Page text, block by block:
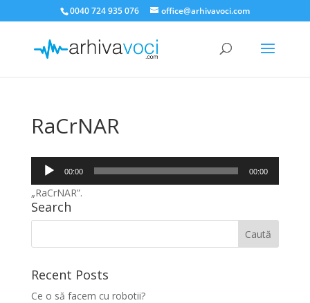
0040 724 935 076 office@arhivavoci.com
RaCrNAR
Player
audio
00:00 00:00
„RaCrNAR”.
Search
Recent Posts
Ce o să facem cu robotii?